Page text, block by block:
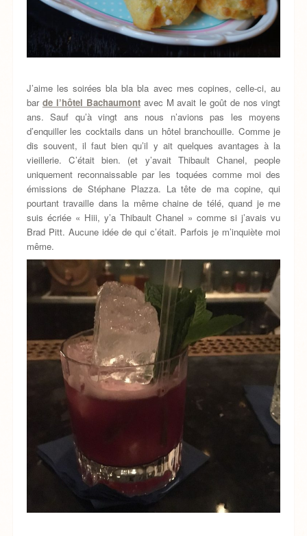
J’aime les soirées bla bla bla avec mes copines, celle-ci, au
bar de l’hôtel Bachaumontavec M avait le goût de nos vingt
ans. Sauf qu’à vingt ans nous n’avions pas les moyens
d’enquiller les cocktails dans un hôtel branchouille. Comme je
dis souvent, il faut bien qu’il y ait quelques avantages à la
vieillerie. C’était bien. (et y’avait Thibault Chanel, people
uniquement reconnaissable par les toquées comme moi des
émissions de Stéphane Plazza. La tête de ma copine, qui
pourtant travaille dans la même chaine de télé, quand je me
suis écriée « Hiii, y’a Thibault Chanel » comme si j’avais vu
Brad Pitt. Aucune idée de qui c’était. Parfois je m’inquiète moi
même.